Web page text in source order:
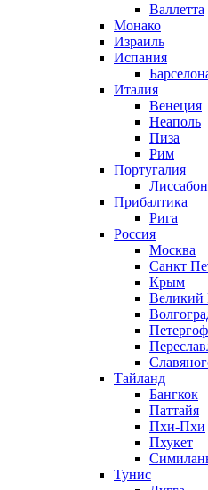
Валлетта
Монако
Израиль
Испания
Италия
Венеция
Неаполь
Пиза
Рим
Португалия
Лиссабон
Прибалтика
Рига
Россия
Москва
Санкт
Крым
Великий
Петергоф
Тайланд
Бангкок
Паттайя
Пхи-Пхи
Пхукет
Тунис